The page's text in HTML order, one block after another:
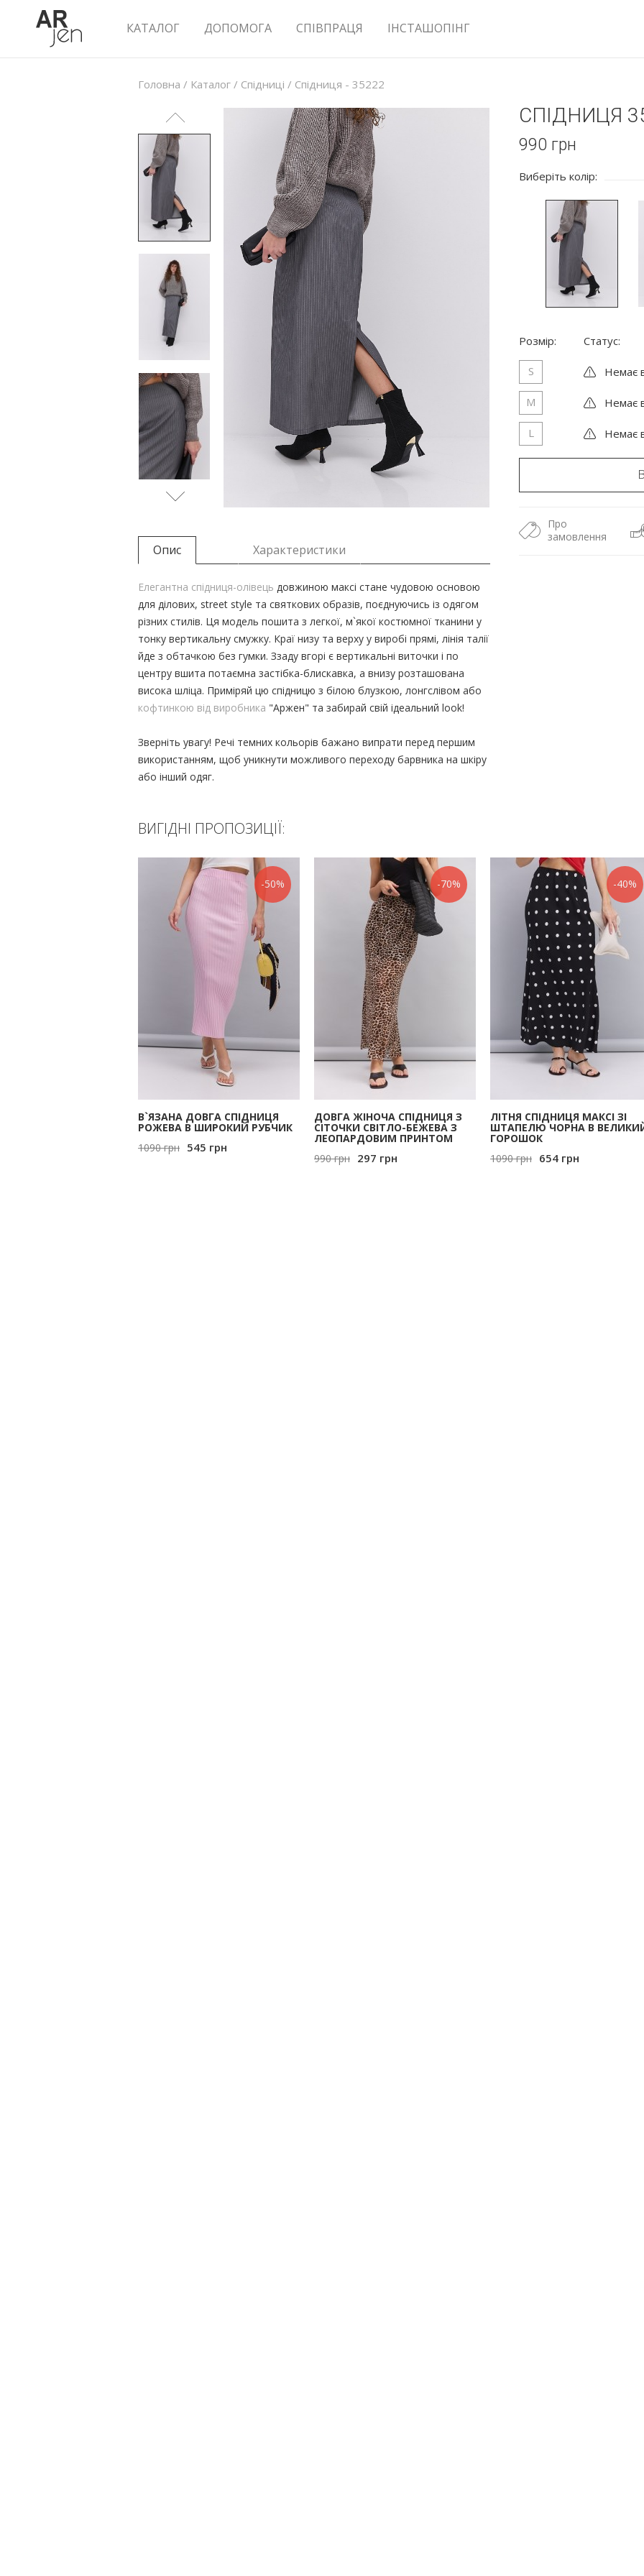
КАТАЛОГ ДОПОМОГА СПІВПРАЦЯ ІНСТАШОПІНГ
Головна / Каталог / Спідниці / Спідниця - 35222
СПІДНИЦЯ
990 грн
Виберіть колір:
Розмір: Статус:
S Немає
M Немає
L Немає
Про
замовлення
Опис Характеристики
Елегантна спідниця-олівець довжиною максі стане чудовою основою
для ділових, street style та святкових образів, поєднуючись із одягом
різних стилів. Ця модель пошита з легкої, м`якої костюмної тканини у
тонку вертикальну смужку. Краї низу та верху у виробі прямі, лінія талії
йде з обтачкою без гумки. Ззаду вгорі є вертикальні виточки і по
центру вшита потаємна застібка-блискавка, а внизу розташована
висока шліца. Приміряй цю спідницю з білою блузкою, лонгслівом або
кофтинкою від виробника "Аржен" та забирай свій ідеальний look!
Зверніть увагу! Речі темних кольорів бажано випрати перед першим
використанням, щоб уникнути можливого переходу барвника на шкіру
або інший одяг.
ВИГІДНІ ПРОПОЗИЦІЇ:
-50%
В`ЯЗАНА ДОВГА СПІДНИЦЯ
РОЖЕВА В ШИРОКИЙ РУБЧИК
1090 грн 545 грн
-70%
ДОВГА ЖІНОЧА СПІДНИЦЯ З
СІТОЧКИ СВІТЛО-БЕЖЕВА З
ЛЕОПАРДОВИМ ПРИНТОМ
990 грн 297 грн
-40%
ЛІТНЯ СПІДНИЦЯ МАКСІ ЗІ
ШТАПЕЛЮ ЧОРНА В
ГОРОШОК
1090 грн 654 грн